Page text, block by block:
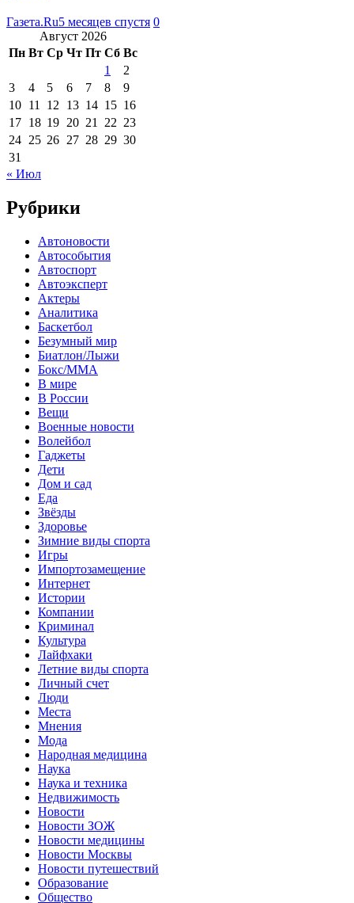
Газета.Ru5 месяцев спустя 0
Август 2026
Пн Вт Ср Чт Пт Сб Вс
1
2
3
4 5 6 7 8
9
10 11 12 13 14 15 16
17 18 19 20 21 22 23
24 25 26 27 28 29 30
31
« Июл
Рубрики
Автоновости
Автособытия
Автоспорт
Автоэксперт
Актеры
Аналитика
Баскетбол
Безумный мир
Биатлон/Лыжи
Бокс/MMA
В мире
В России
Вещи
Военные новости
Волейбол
Гаджеты
Дети
Дом и сад
Еда
Звёзды
Здоровье
Зимние виды спорта
Игры
Импортозамещение
Интернет
Истории
Компании
Криминал
Культура
Лайфхаки
Летние виды спорта
Личный счет
Люди
Места
Мнения
Мода
Народная медицина
Наука
Наука и техника
Недвижимость
Новости
Новости ЗОЖ
Новости медицины
Новости Москвы
Новости путешествий
Образование
Общество